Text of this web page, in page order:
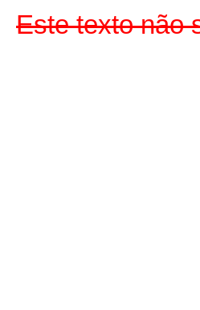
Este texto não